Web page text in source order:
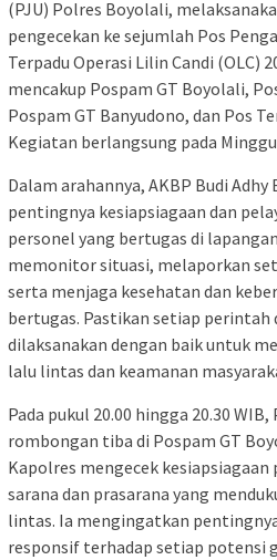
(PJU) Polres Boyolali,
pengecekan ke sejumlah Pos
Terpadu Operasi Lilin Candi (OLC)
mencakup Pospam GT Boyolali,
Pospam GT Banyudono, dan Pos
Kegiatan berlangsung pada
Dalam arahannya, AKBP Budi
pentingnya kesiapsiagaan dan
personel yang bertugas di
memonitor situasi, melaporkan
serta menjaga kesehatan dan
bertugas. Pastikan setiap perintah
dilaksanakan dengan baik untuk
lalu lintas dan keamanan
Pada pukul 20.00 hingga 20.30
rombongan tiba di Pospam GT
Kapolres mengecek
sarana dan prasarana yang
lintas. Ia mengingatkan
responsif terhadap setiap potensi